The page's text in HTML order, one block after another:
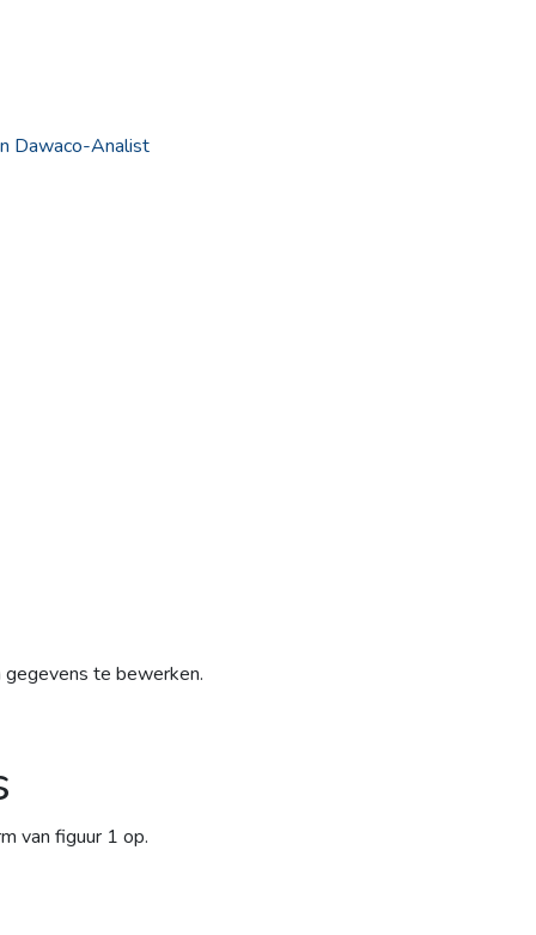
Dawaco-Analist
te bewerken.
van figuur 1 op.